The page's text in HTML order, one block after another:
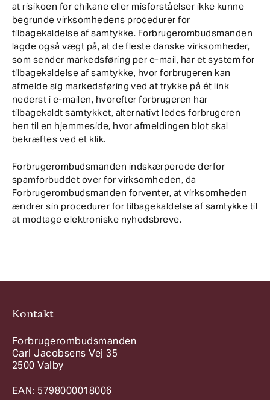
at risikoen for chikane eller misforståelser ikke kunne
begrunde virksomhedens procedurer for
tilbagekaldelse af samtykke. Forbrugerombudsmanden
lagde også vægt på, at de fleste danske virksomheder,
som sender markedsføring per e-mail, har et system for
tilbagekaldelse af samtykke, hvor forbrugeren kan
afmelde sig markedsføring ved at trykke på ét link
nederst i e-mailen, hvorefter forbrugeren har
tilbagekaldt samtykket, alternativt ledes forbrugeren
hen til en hjemmeside, hvor afmeldingen blot skal
bekræftes ved et klik.
Forbrugerombudsmanden indskærperede derfor
spamforbuddet over for virksomheden, da
Forbrugerombudsmanden forventer, at virksomheden
ændrer sin procedurer for tilbagekaldelse af samtykke til
at modtage elektroniske nyhedsbreve.
Kontakt
Forbrugerombudsmanden
Carl Jacobsens Vej 35
2500 Valby
EAN: 5798000018006